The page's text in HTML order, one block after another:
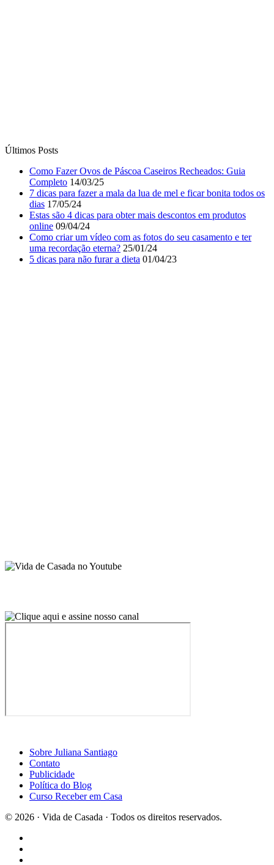
Últimos Posts
Como Fazer Ovos de Páscoa Caseiros Recheados: Guia
Completo 14/03/25
7 dicas para fazer a mala da lua de mel e ficar bonita todos os
dias 17/05/24
Estas são 4 dicas para obter mais descontos em produtos
online 09/04/24
Como criar um vídeo com as fotos do seu casamento e ter
uma recordação eterna? 25/01/24
5 dicas para não furar a dieta 01/04/23
Sobre Juliana Santiago
Contato
Publicidade
Política do Blog
Curso Receber em Casa
© 2026 · Vida de Casada · Todos os direitos reservados.